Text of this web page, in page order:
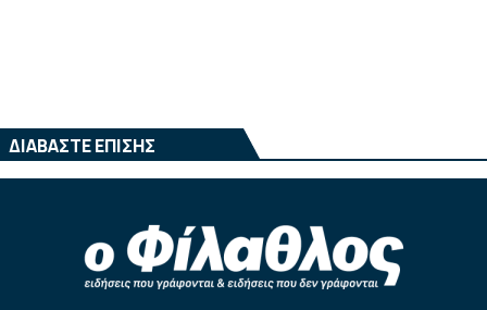
ΔΙΑΒΑΣΤΕ ΕΠΙΣΗΣ